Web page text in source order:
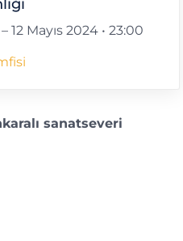
– 12 Mayıs 2024 • 23:00
sanatseveri